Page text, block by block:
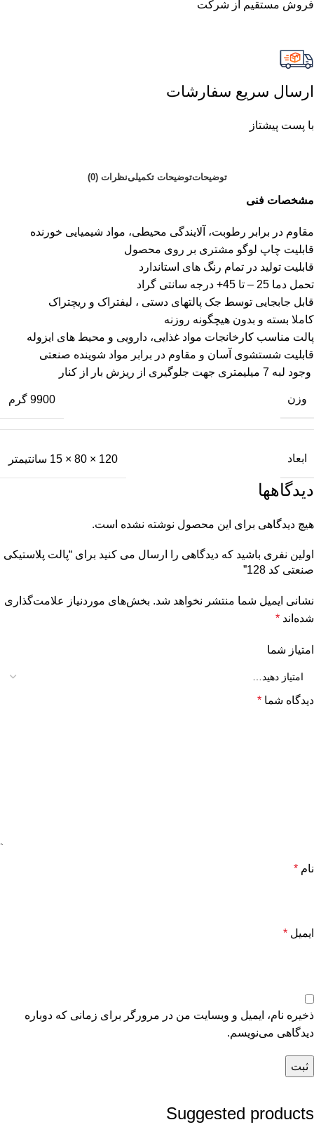
فروش مستقیم از شرکت
ارسال سریع سفارشات
با پست پیشتاز
توضیحاتتوضیحات تکمیلینظرات (0)
مشخصات فنی
مقاوم در برابر رطوبت، آلایندگی محیطی، مواد شیمیایی خورنده
قابلیت چاپ لوگو مشتری بر روی محصول
قابلیت تولید در تمام رنگ های استاندارد
تحمل دما 25 – تا 45+ درجه سانتی گراد
قابل جابجایی توسط جک پالتهای دستی ، لیفتراک و ریچتراک
کاملا بسته و بدون هیچگونه روزنه
پالت مناسب کارخانجات مواد غذایی، دارویی و محیط های ایزوله
قابلیت شستشوی آسان و مقاوم در برابر مواد شوینده صنعتی
وجود لبه 7 میلیمتری جهت جلوگیری از ریزش بار از کنار
وزن 9900 گرم
ابعاد 120 × 80 × 15 سانتیمتر
دیدگاهها
هیچ دیدگاهی برای این محصول نوشته نشده است.
اولین نفری باشید که دیدگاهی را ارسال می کنید برای “پالت پلاستیکی
صنعتی کد 128”
نشانی ایمیل شما منتشر نخواهد شد. بخش‌های موردنیاز علامت‌گذاری
شده‌اند *
امتیاز شما
دیدگاه شما *
نام *
ایمیل *
ذخیره نام، ایمیل و وبسایت من در مرورگر برای زمانی که دوباره
دیدگاهی می‌نویسم.
Suggested products